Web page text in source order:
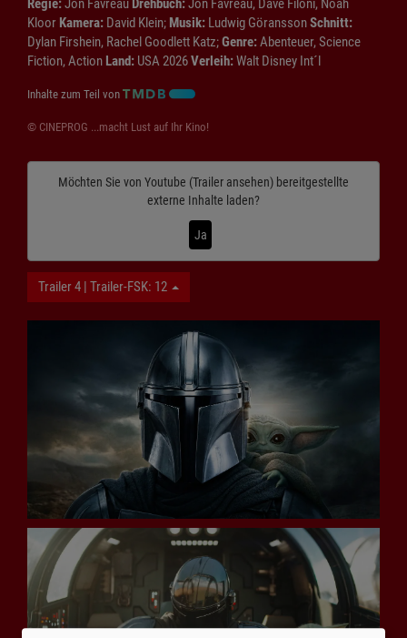
Regie:Jon Favreau Drehbuch:Jon Favreau, Dave Filoni, Noah
Kloor Kamera: David Klein; Musik: Ludwig GöranssonSchnitt:
Dylan Firshein, Rachel Goodlett Katz;Genre:Abenteuer, Science
Fiction, Action Land: USA 2026Verleih:Walt Disney Int´l
Inhalte zum Teil von
© CINEPROG ...macht Lust auf Ihr Kino!
Möchten Sie von Youtube (Trailer ansehen) bereitgestellte
externe Inhalte laden?
Ja
Trailer 4 | Trailer-FSK: 12